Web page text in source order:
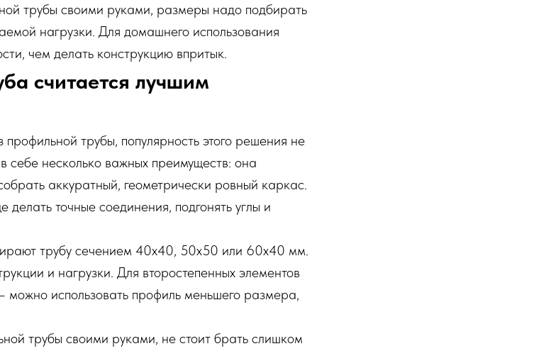
трубы своими руками, размеры надо подбирать
нагрузки. Для домашнего использования
чем делать конструкцию впритык.
считается лучшим
трубы, популярность этого решения не
себе несколько важных преимуществ: она
аккуратный, геометрически ровный каркас.
точные соединения, подгонять углы и
трубу сечением 40х40, 50х50 или 60х40 мм.
и нагрузки. Для второстепенных элементов
использовать профиль меньшего размера,
трубы своими руками, не стоит брать слишком